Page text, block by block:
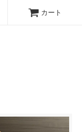
カート